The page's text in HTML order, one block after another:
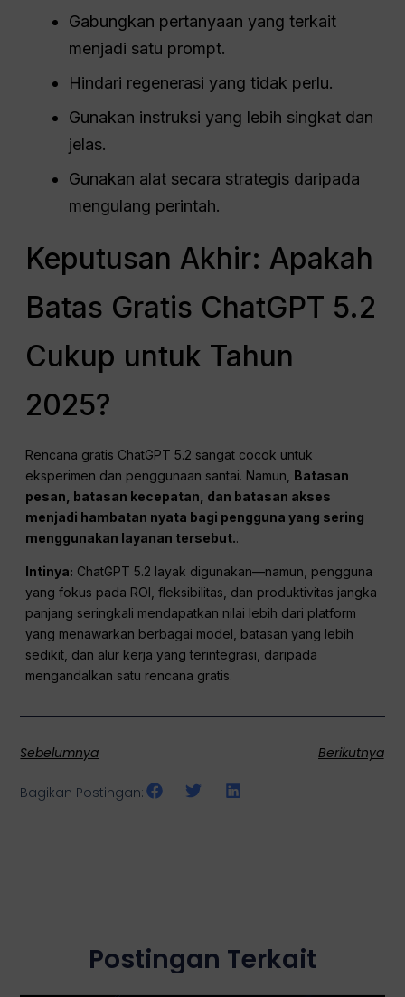
Gabungkan pertanyaan yang terkait
menjadi satu prompt.
Hindari regenerasi yang tidak perlu.
Gunakan instruksi yang lebih singkat dan
jelas.
Gunakan alat secara strategis daripada
mengulang perintah.
Keputusan Akhir: Apakah
Batas Gratis ChatGPT 5.2
Cukup untuk Tahun
2025?
Rencana gratis ChatGPT 5.2 sangat cocok untuk
eksperimen dan penggunaan santai. Namun, Batasan
pesan, batasan kecepatan, dan batasan akses
menjadi hambatan nyata bagi pengguna yang sering
menggunakan layanan tersebut..
Intinya: ChatGPT 5.2 layak digunakan—namun, pengguna
yang fokus pada ROI, fleksibilitas, dan produktivitas jangka
panjang seringkali mendapatkan nilai lebih dari platform
yang menawarkan berbagai model, batasan yang lebih
sedikit, dan alur kerja yang terintegrasi, daripada
mengandalkan satu rencana gratis.
Sebelumnya Berikutnya
Bagikan Postingan:
Postingan Terkait